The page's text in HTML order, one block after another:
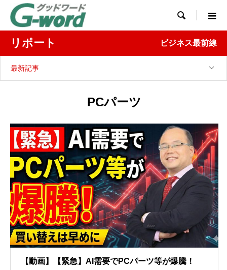

リポート ビジネス最前線
最新記事
PCパーツ
【動画】【緊急】AI需要でPCパーツ等が爆騰！